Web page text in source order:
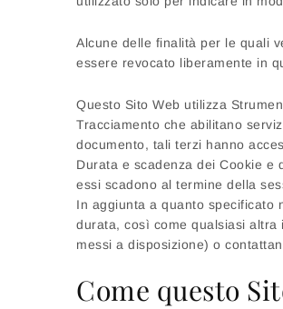
Alcune delle finalità per le quali
essere revocato liberamente in
Questo Sito Web utilizza
Tracciamento che abilitano
documento, tali terzi hanno
Durata e scadenza dei Cookie e
essi scadono al termine della
In aggiunta a quanto specificato
durata, così come qualsiasi
messi a disposizione) o
Come questo